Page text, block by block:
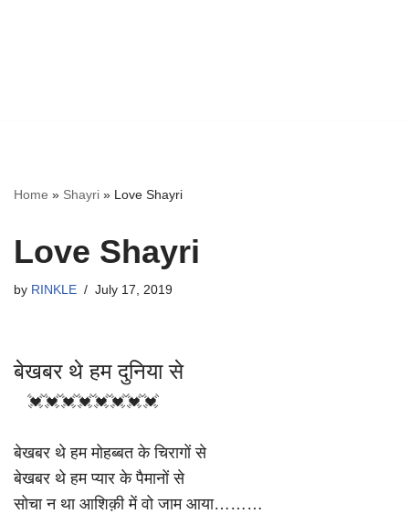
Home » Shayri » Love Shayri
Love Shayri
by RINKLE July 17, 2019
बेखबर थे हम दुनिया से
💓💓💓💓💓💓💓💓
बेखबर थे हम मोहब्बत के चिरागों से
बेखबर थे हम प्यार के पैमानों से
सोचा न था आशिक़ी में वो जाम आया………